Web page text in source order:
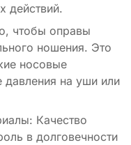
действий.
чтобы оправы
ношения. Это
носовые
давления на уши или
Качество
в долговечности